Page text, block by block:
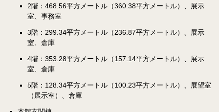
2階：468.56平方メートル（360.38平方メートル）、展示
室、事務室
3階：299.34平方メートル（236.87平方メートル）、展示
室、倉庫
4階：353.28平方メートル（157.14平方メートル）、展示
室、倉庫
5階：128.34平方メートル（100.23平方メートル）、展望室
（展示室）、倉庫